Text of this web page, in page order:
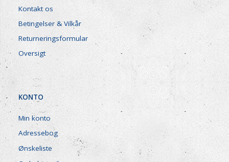
Kontakt os
Betingelser & Vilkår
Returneringsformular
Oversigt
KONTO
Min konto
Adressebog
Ønskeliste